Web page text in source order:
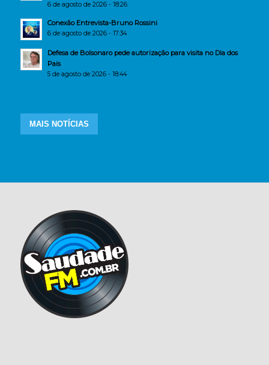
6 de agosto de 2026 - 18:26
Conexão Entrevista-Bruno Rossini
6 de agosto de 2026 - 17:34
Defesa de Bolsonaro pede autorização para visita no Dia dos
Pais
5 de agosto de 2026 - 18:44
MAIS NOTÍCIAS